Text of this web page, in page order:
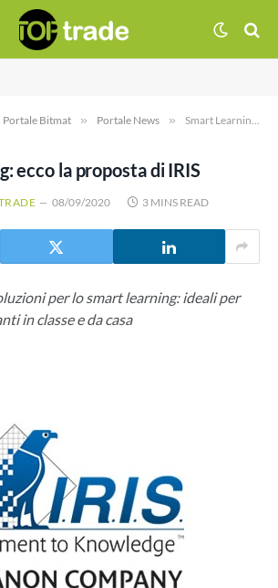
Portale Bitmat » Portale News » Smart Learning: ecco la proposta di IRIS
ecco la proposta di IRIS
08/09/2020 3 MINS READ
per lo smart learning: ideali per
in classe e da casa